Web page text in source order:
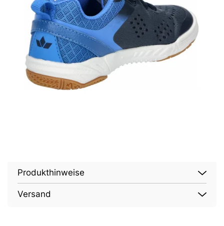
Produkthinweise
Versand